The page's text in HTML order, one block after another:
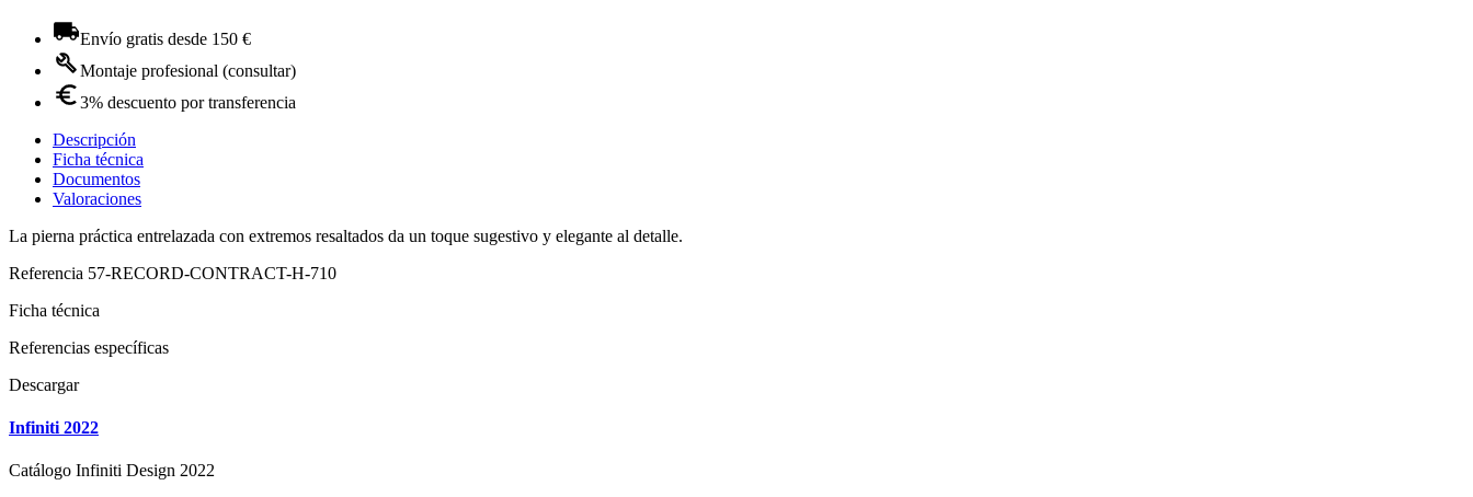
Envío gratis desde 150 €
Montaje profesional (consultar)
3% descuento por transferencia
Descripción
Ficha técnica
Documentos
Valoraciones
La pierna práctica entrelazada con extremos resaltados da un toque sugestivo y elegante al detalle.
Referencia 57-RECORD-CONTRACT-H-710
Ficha técnica
Referencias específicas
Descargar
Infiniti 2022
Catálogo Infiniti Design 2022